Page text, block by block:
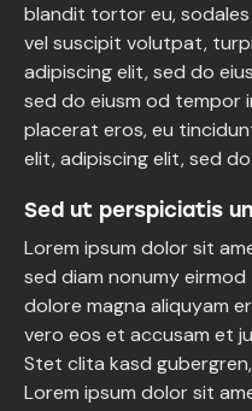
blandit tortor eu,
vel suscipit volutpat,
adipiscing elit, sed do
sed do eiusm od tempor
placerat eros, eu
elit, adipiscing elit, sed do.
Sed ut perspiciatis
Lorem ipsum dolor sit
sed diam nonumy
dolore magna aliquyam
vero eos et accusam et
Stet clita kasd
Lorem ipsum dolor sit